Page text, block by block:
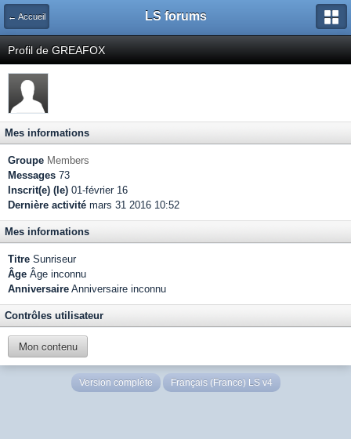
← Accueil LS forums
Profil de GREAFOX
Mes informations
Groupe Members
Messages 73
Inscrit(e) (le) 01-février 16
Dernière activité mars 31 2016 10:52
Mes informations
Titre Sunriseur
Âge Âge inconnu
Anniversaire Anniversaire inconnu
Contrôles utilisateur
Mon contenu
Version complète Français (France) LS v4